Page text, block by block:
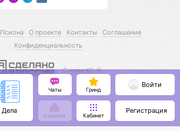
Псиона О проекте Контакты
Соглашение
Конфиденциальность
С нами КО 🕉️
Дела
Чаты Гринд
Кошелёк Кабинет
Войти
Регистрация